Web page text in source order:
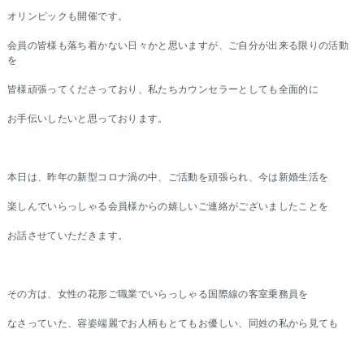
オリンピックも開催です。
会員の皆様も落ち着かない日々かと思いますが、ご自分が出来る限りの活動
を
皆様頑張ってくださっており、私たちカウンセラーとしても全面的に
お手伝いしたいと思っております。
本日は、昨年の新型コロナ渦の中、ご活動を頑張られ、今は新婚生活を
楽しんでいらっしゃる会員様からの嬉しいご連絡がございましたことを
お話させていただきます。
その方は、女性の花形ご職業でいらっしゃる国際線の客室乗務員を
なさっていた、容姿端麗でお人柄もとてもお優しい、同姓の私から見ても